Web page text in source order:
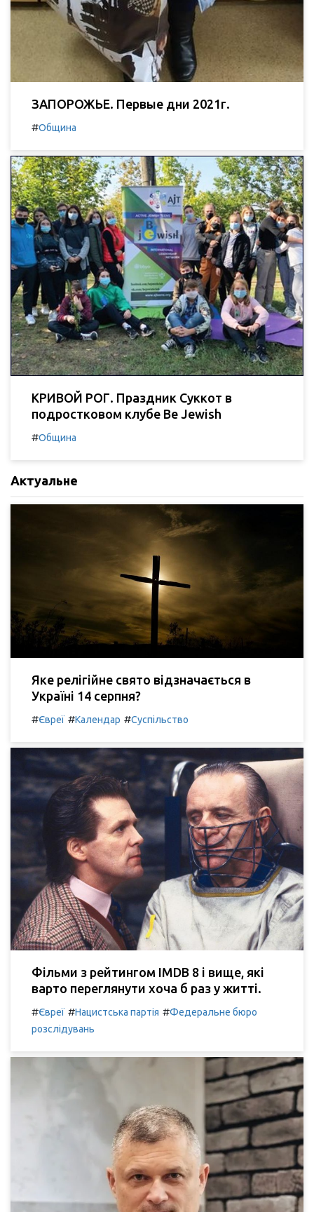
ЗАПОРОЖЬЕ. Первые дни 2021г.
#Община
КРИВОЙ РОГ. Праздник Суккот в
подростковом клубе Be Jewish
#Община
Актуальне
Яке релігійне свято відзначається в
Україні 14 серпня?
#Євреї #Календар #Суспільство
Фільми з рейтингом IMDB 8 і вище, які
варто переглянути хоча б раз у житті.
#Євреї #Нацистська партія #Федеральне бюро
розслідувань